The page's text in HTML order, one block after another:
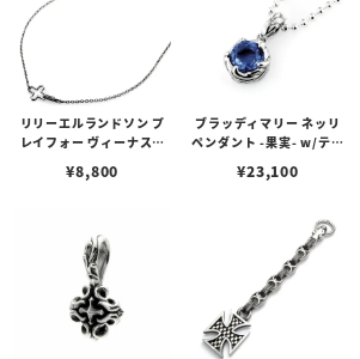
リリーエルランドソン プ
レイフォー ヴィーナスチ
¥8,800
ブラッディマリー ネッリ
ペンダント -果実- w/ティ
¥23,100